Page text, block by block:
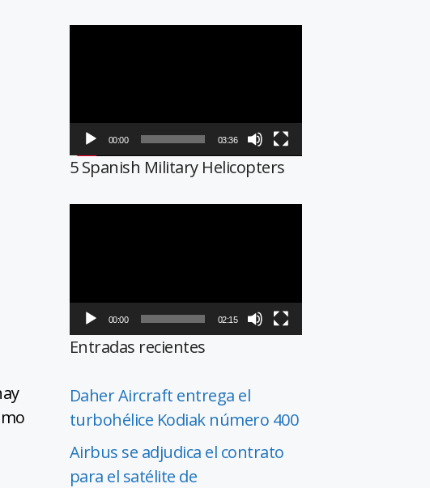
00:00 03:36
5 Spanish Military Helicopters
00:00 02:15
Entradas recientes
Daher Aircraft entrega el
turbohélice Kodiak número 400
Airbus se adjudica el contrato
para el satélite de